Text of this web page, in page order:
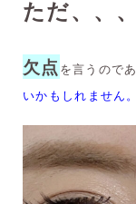
ただ、、、
欠点 を言うので
いかもしれません。